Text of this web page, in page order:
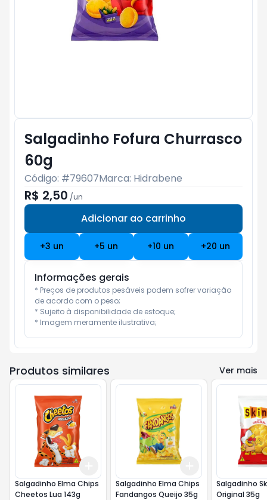
Salgadinho Fofura Churrasco
60g
Código: #79607Marca: Hidrabene
R$ 2,50 /un
Adicionar ao carrinho
+3 un +5 un +10 un +20 un
Informações gerais
* Preços de produtos pesáveis podem sofrer variação
de acordo com o peso;
* Sujeito à disponibilidade de estoque;
* Imagem meramente ilustrativa;
Produtos similares Ver mais
+10
Add
Salgadinho Elma Chips
Cheetos Lua 143g
+10
Add
Salgadinho Elma Chips
Fandangos Queijo 35g
Salgadinho
Original 35g